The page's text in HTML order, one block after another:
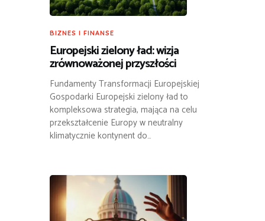
BIZNES I FINANSE
Europejski zielony ład: wizja
zrównoważonej przyszłości
Fundamenty Transformacji Europejskiej
Gospodarki Europejski zielony ład to
kompleksowa strategia, mająca na celu
przekształcenie Europy w neutralny
klimatycznie kontynent do…